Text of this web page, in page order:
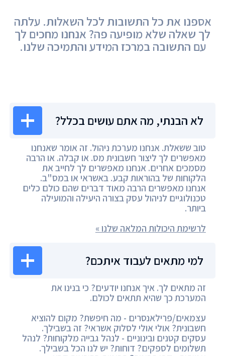
לא הבנתי, מה אתם עושים בכלל?
טוב ששאלת. אנחנו מערכת ניהול. זה אומר שאנחנו
מאפשרים לך ליצור חשבונית מס. או קבלה. או הרבה
מסמכים אחרים. אנחנו מאפשרים לך לחייב את
הלקוחות של בהוראות קבע. באשראי או במס"ב.
אנחנו מאפשרים הרבה מאוד דברים שהם כולם כלים
טכנולוגיים לניהול עסק בצורה היעילה והמועילה
ביותר.
לרשימת היכולות המלאה שלנו »
למי מתאים לעבוד איתכם?
זה מתאים לך. איך אנחנו יודעים? כי בנינו את
המערכת כך שהיא תתאים לכולם.
עצמאים/פרילאנסרים - מה חיפשת? מקום להוציא
חשבונית? אולי אולי לסלוק אשראי? זה בשבילך.
עסקים קטנים ובינוניים - לנהל גבייה מלקוחות? לנהל
תשלומים לספקים? דוחות? יש לנו הכל בשבילך.
אספנו את כל התשובות לכל השאלות. עלתה
לך שאלה שלא מופיעה פה? אנחנו מחכים לך
עם התשובה במרכז המידע והתמיכה שלנו.